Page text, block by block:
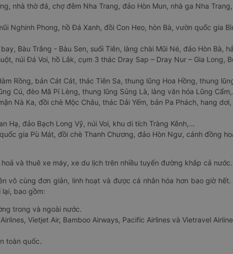
nhà thờ đá, chợ đêm Nha Trang, đảo Hòn Mun, nhà ga Nha
Nghinh Phong, hồ Đá Xanh, đồi Con Heo, hòn Bà, vườn quốc gia
Bàu Trắng - Bàu Sen, suối Tiên, làng chài Mũi Né, đảo Hòn Bà,
núi Đá Voi, hồ Lắk, cụm 3 thác Dray Sap – Dray Nur – Gia Long,
Rồng, bản Cát Cát, thác Tiên Sa, thung lũng Hoa Hồng, thung
Cú, đèo Mã Pí Lèng, thung lũng Sủng Là, làng văn hóa Lũng
Nà Ka, đồi chè Mộc Châu, thác Dải Yếm, bản Pa Phách, hang
Hạ, đảo Bạch Long Vỹ, núi Voi, khu di tích Tràng Kênh,...
gia Pù Mát, đồi chè Thanh Chương, đảo Hòn Ngư, cánh đồng
và thuê xe máy, xe du lịch trên nhiều tuyến đường khắp cả nước.
vô cùng đơn giản, linh hoạt và được cá nhân hóa hơn bao giờ hết.
bao gồm:
trong và ngoài nước.
Vietjet Air, Bamboo Airways, Pacific Airlines và Vietravel
toàn quốc.